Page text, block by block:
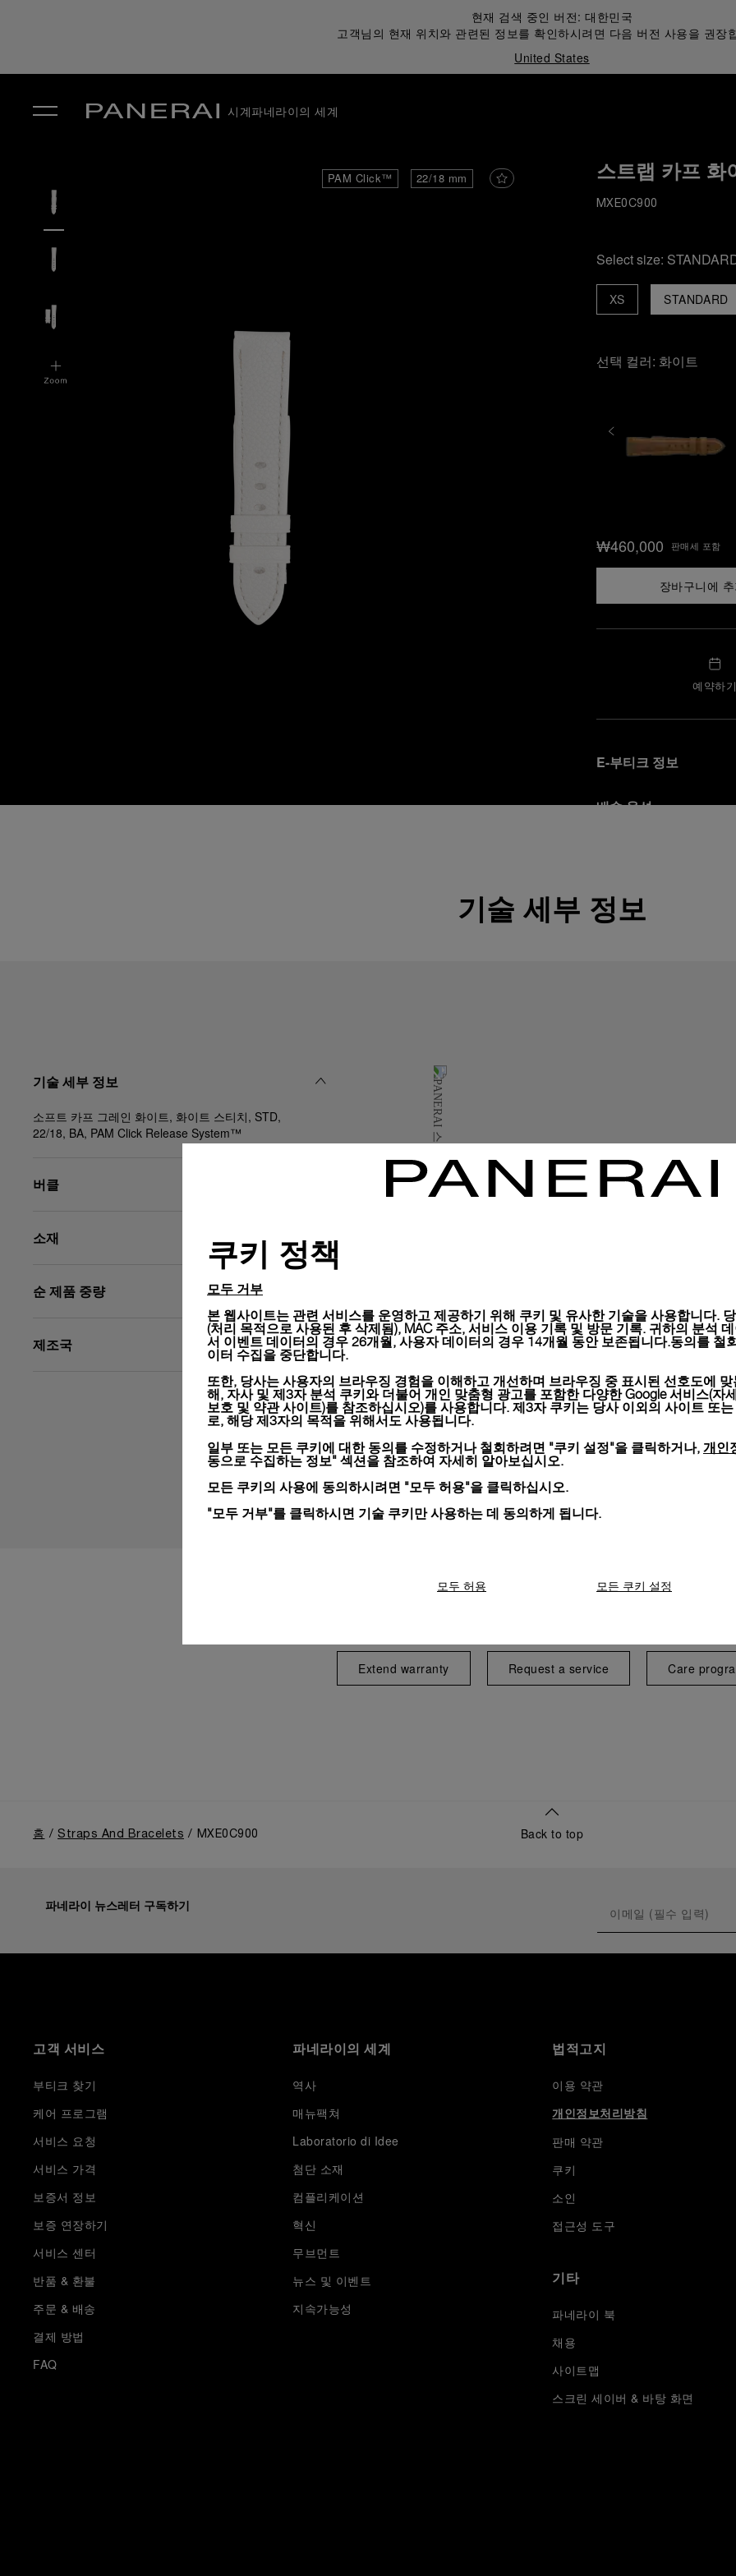
현재 검색 중인 버전:대한민국
고객님의 현재 위치와 관련된 정보를 확인하시려면 다음 버전 사용을 권장
United States
시계파네라이의 세계
PAM Click™ 22/18 mm 스트랩 카프 화
MXE0C900
Select size:
STANDARD
XS
선택 컬러: 화이트
₩460,000 판매세 포함
장바구니에
예약하
E-부티크 정보
배송 옵션
반품 정책
파네라이는 고객님의 만
시, 선물 메시지 포함 항
자세히 보기
기술 세부 정보
기술 세부 정보
소프트 카프 그레인 화이트, 화이트 스티치, STD,
22/18, BA, PAM Click Release System™
버클
소재
순 제품 중량
제조국
Extend warranty Request a service Care
홈 Straps And Bracelets MXE0C900 Back to top
파네라이 뉴스레터 구독하기
고객 서비스
부티크 찾기
케어 프로그램
서비스 요청
서비스 가격
보증서 정보
보증 연장하기
서비스 센터
반품 & 환불
주문 & 배송
결제 방법
FAQ
파네라이의 세계
역사
매뉴팩쳐
Laboratorio di Idee
첨단 소재
컴플리케이션
혁신
무브먼트
뉴스 및 이벤트
지속가능성
법적고지
이용 약관
개인정보처리방침
판매 약관
쿠키
소인
접근성 도구
기타
파네라이 북
채용
사이트맵
스크린 세이버 & 바탕 화면
쿠키 정책
모두 거부
본 웹사이트는 관련 서비스를 운영하고 제공하기 위해 쿠키 및 유사한 기술을 사용합니다.
(처리 목적으로 사용된 후 삭제됨), MAC 주소, 서비스 이용 기록 및 방문 기록. 귀하의 분석
서 이벤트 데이터의 경우 26개월, 사용자 데이터의 경우 14개월 동안 보존됩니다.동의를 철
이터 수집을 중단합니다.
또한, 당사는 사용자의 브라우징 경험을 이해하고 개선하며 브라우징 중 표시된 선호도에
해, 자사 및 제3자 분석 쿠키와 더불어 개인 맞춤형 광고를 포함한 다양한 Google 서비스(자
보호 및 약관 사이트)를 참조하십시오)를 사용합니다. 제3자 쿠키는 당사 이외의 사이트 또
로, 해당 제3자의 목적을 위해서도 사용됩니다.
일부 또는 모든 쿠키에 대한 동의를 수정하거나 철회하려면 "쿠키 설정"을 클릭하거나, 개인
동으로 수집하는 정보" 섹션을 참조하여 자세히 알아보십시오.
모든 쿠키의 사용에 동의하시려면 "모두 허용"을 클릭하십시오.
"모두 거부"를 클릭하시면 기술 쿠키만 사용하는 데 동의하게 됩니다.
모두 허용 모든 쿠키 설정